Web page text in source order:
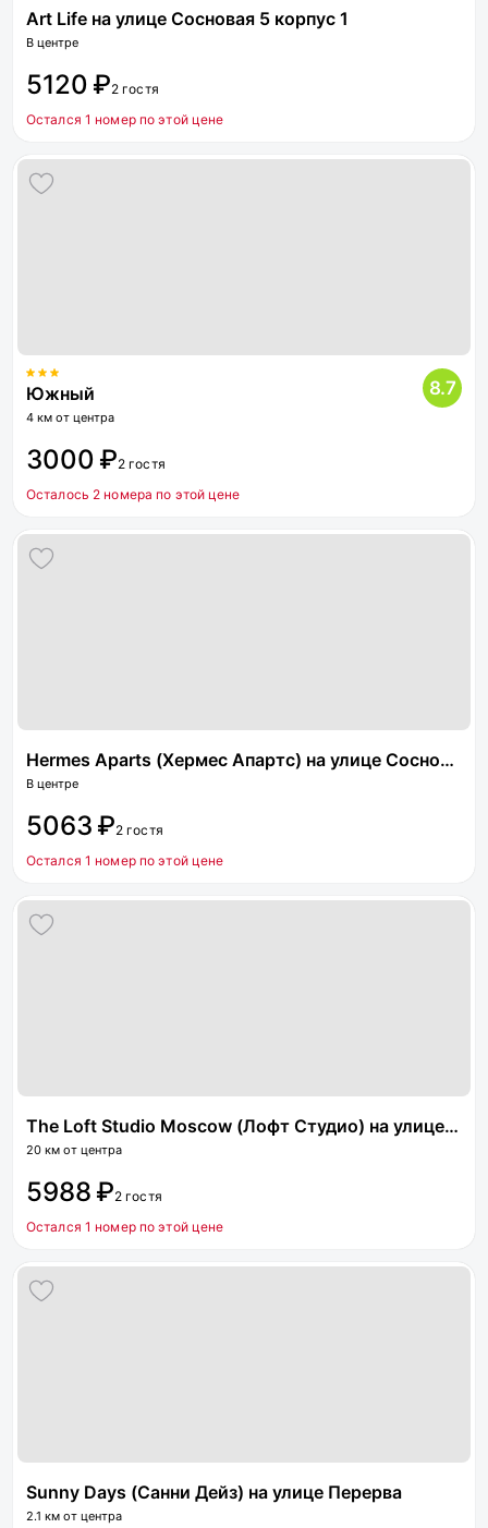
Art Life на улице Сосновая 5 корпус 1
В центре
5120 ₽2 гостя
Остался 1 номер по этой цене
Южный
4 км от центра
8.7
3000 ₽2 гостя
Осталось 2 номера по этой цене
Hermes Aparts (Хермес Апартс) на улице Сосновая
В центре
5063 ₽2 гостя
Остался 1 номер по этой цене
The Loft Studio Moscow (Лофт Студио) на улице Сосновая
20 км от центра
5988 ₽2 гостя
Остался 1 номер по этой цене
Sunny Days (Санни Дейз) на улице Перерва
2.1 км от центра